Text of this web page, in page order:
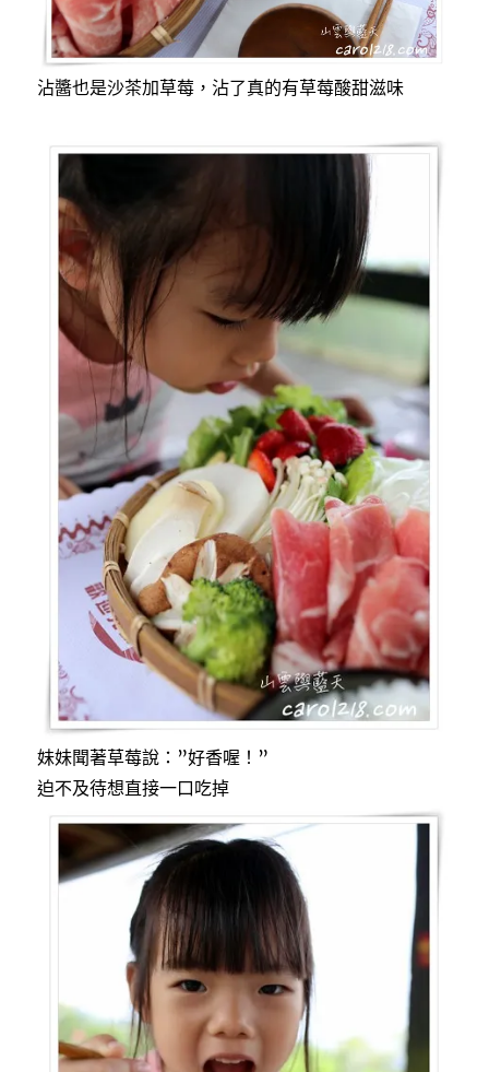
沾醬也是沙茶加草莓，沾了真的有草莓酸甜滋味
妹妹聞著草莓說：”好香喔！”
迫不及待想直接一口吃掉